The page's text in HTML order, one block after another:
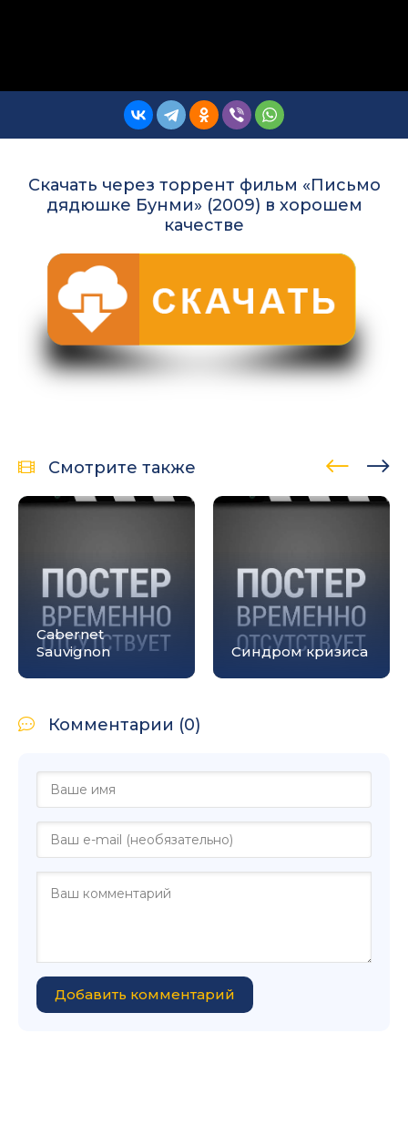
Скачать через торрент фильм «Письмо
дядюшке Бунми» (2009) в хорошем
качестве
Смотрите также
Cabernet
Sauvignon
Синдром кризиса
Комментарии (0)
Добавить комментарий